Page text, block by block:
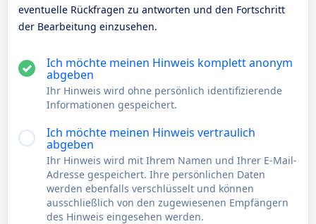
eventuelle Rückfragen zu antworten und den Fortschritt
der Bearbeitung einzusehen.
Ich möchte meinen Hinweis komplett anonym
abgeben
Ihr Hinweis wird ohne persönlich identifizierende
Informationen gespeichert.
Ich möchte meinen Hinweis vertraulich
abgeben
Ihr Hinweis wird mit Ihrem Namen und Ihrer E-Mail-
Adresse gespeichert. Ihre persönlichen Daten
werden ebenfalls verschlüsselt und können
ausschließlich von den zugewiesenen Empfängern
des Hinweis eingesehen werden.